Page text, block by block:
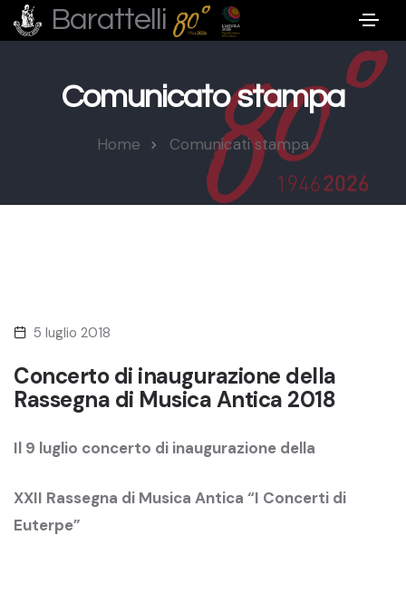
Barattelli
Comunicato stampa
Home Comunicati stampa
5 luglio 2018
Concerto di inaugurazione della
Rassegna di Musica Antica 2018
Il 9 luglio concerto di inaugurazione della
XXII Rassegna di Musica Antica “I Concerti di
Euterpe”